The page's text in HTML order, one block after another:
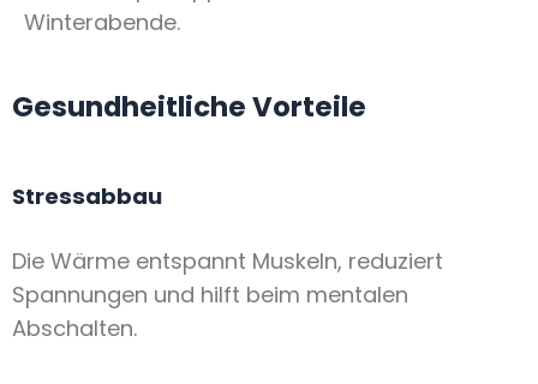
Winterabende.
Gesundheitliche Vorteile
Stressabbau
Die Wärme entspannt Muskeln, reduziert
Spannungen und hilft beim mentalen
Abschalten.